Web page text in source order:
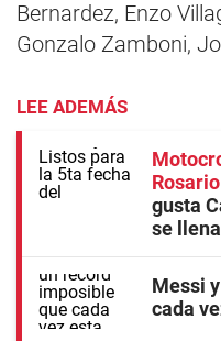
Bernardez, Enzo
Gonzalo Zamboni,
LEE ADEMÁS
Rosario
gusta
se
Messi
cada